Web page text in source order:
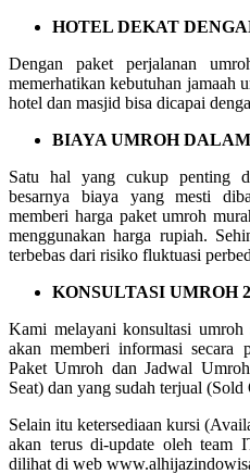
HOTEL DEKAT
Dengan paket perjalanan
memerhatikan kebutuhan jamaah
hotel dan masjid bisa dicapai
BIAYA UMROH
Satu hal yang cukup penting
besarnya biaya yang mesti
memberi harga paket umroh
menggunakan harga rupiah.
terbebas dari risiko fluktuasi
KONSULTASI UMROH
Kami melayani konsultasi
akan memberi informasi secara
Paket Umroh dan Jadwal
Seat) dan yang sudah terjual (Sold
Selain itu ketersediaan kursi
akan terus di-update oleh team
dilihat di web